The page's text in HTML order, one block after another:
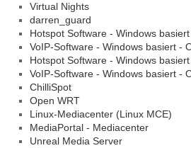
Virtual Nights
darren_guard
Hotspot Software - Windows
VoIP-Software - Windows basiert -
Hotspot Software - Windows
VoIP-Software - Windows basiert -
ChilliSpot
Open WRT
Linux-Mediacenter (Linux MCE)
MediaPortal - Mediacenter
Unreal Media Server